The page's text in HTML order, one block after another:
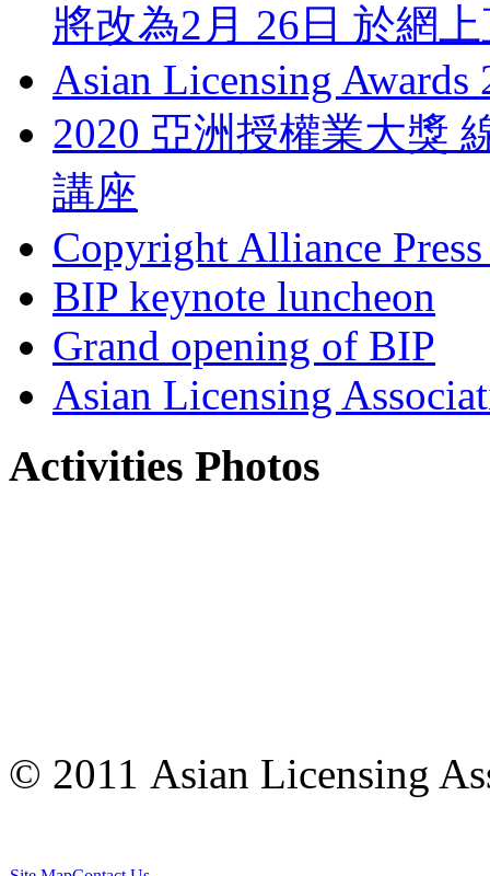
將改為2月 26日 於網
Asian Licensing Awards
2020 亞洲授權業大獎
講座
Copyright Alliance
BIP keynote luncheon
Grand opening of BIP
Asian Licensing
Activities Photos
© 2011 Asian Licensing